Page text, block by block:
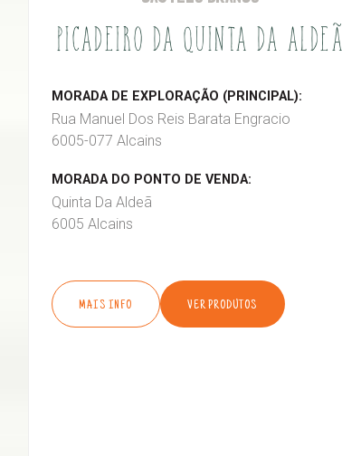
PICADEIRO DA QUINTA DA ALDEÃ
MORADA DE EXPLORAÇÃO (PRINCIPAL):
Rua Manuel Dos Reis Barata Engracio
6005-077 Alcains
MORADA DO PONTO DE VENDA:
Quinta Da Aldeã
6005 Alcains
MAIS INFO VER PRODUTOS